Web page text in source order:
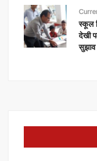
स्कूल
देखी
सुझाव